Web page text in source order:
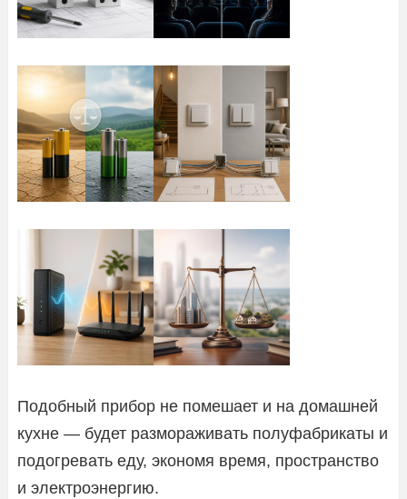
Подобный прибор не помешает и на домашней
кухне — будет размораживать полуфабрикаты и
подогревать еду, экономя время, пространство
и электроэнергию.